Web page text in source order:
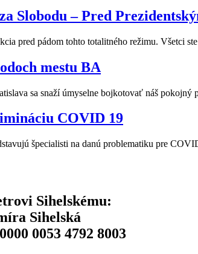
Slobodu – Pred
pred pádom tohto totalitného režimu. Všetci
mestu BA
sa snaží úmyselne bojkotovať náš pokojný
COVID 19
špecialisti na danú problematiku pre
Sihelskému:
Sihelská
0053 4792 8003